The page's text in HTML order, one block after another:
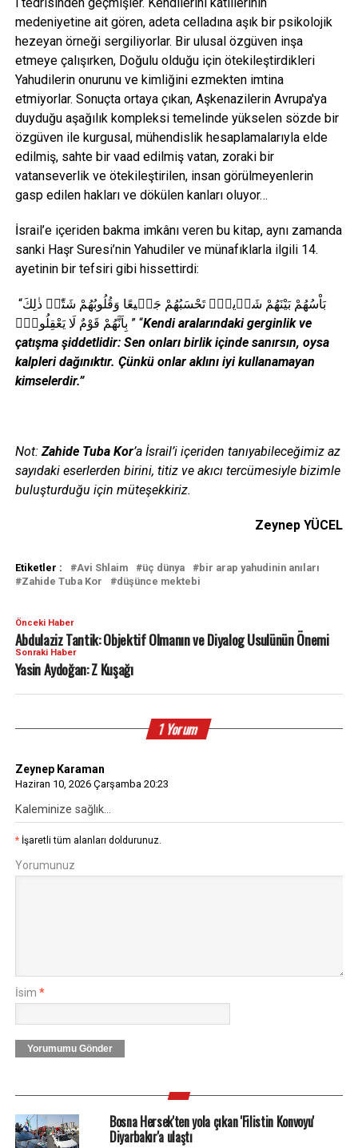
medeniyetine ait gören, adeta celladına aşık bir psikolojik
hezeyan örneği sergiliyorlar. Bir ulusal özgüven inşa
etmeye çalışırken, Doğulu olduğu için ötekileştirdikleri
Yahudilerin onurunu ve kimliğini ezmekten imtina
etmiyorlar. Sonuçta ortaya çıkan, Aşkenazilerin Avrupa'ya
duyduğu aşağılık kompleksi temelinde yükselen sözde bir
özgüven ile kurgusal, mühendislik hesaplamalarıyla elde
edilmiş, sahte bir vaad edilmiş vatan, zoraki bir
vatanseverlik ve ötekileştirilen, insan görülmeyenlerin
gasp edilen hakları ve dökülen kanları oluyor…
İsrail’e içeriden bakma imkânı veren bu kitap, aynı zamanda
sanki Haşr Suresi’nin Yahudiler ve münafıklarla ilgili 14.
ayetinin bir tefsiri gibi hissettirdi:
“بَاْسُهُمْ بَيْنَهُمْ شَدٖيدٌۜ تَحْسَبُهُمْ جَمٖيعًا وَقُلُوبُهُمْ شَتّٰىۜ ذٰلِكَ
بِاَنَّهُمْ قَوْمٌ لَا يَعْقِلُونَۚ ” “Kendi aralarındaki gerginlik ve
çatışma şiddetlidir: Sen onları birlik içinde sanırsın, oysa
kalpleri dağınıktır. Çünkü onlar aklını iyi kullanamayan
kimselerdir.”
Not:Zahide Tuba Kor’a İsrail’i içeriden tanıyabileceğimiz az
sayıdaki eserlerden birini, titiz ve akıcı tercümesiyle bizimle
buluşturduğu için müteşekkiriz.
Zeynep YÜCEL
Etiketler : Avi Shlaim üç dünya
bir arap yahudinin anıları
Zahide Tuba Kor
düşünce mektebi
Önceki Haber
Abdulaziz Tantik: Objektif Olmanın ve Diyalog Usulünün Önemi
Sonraki Haber
Yasin Aydoğan: Z Kuşağı
1 Yorum
Zeynep Karaman
Haziran 10, 2026 Çarşamba 20:23
Kaleminize sağlık...
* İşaretli tüm alanları doldurunuz.
Yorumunuz
İsim *
Yorumumu Gönder
Bosna Hersek'ten yola çıkan 'Filistin Konvoyu'
Diyarbakır'a ulaştı